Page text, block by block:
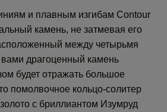
и плавным изгибам Contour
камень, не затмевая его
между четырьмя
драгоценный камень
будет отражать большое
помолвочное кольцо-солитер
с бриллиантом Изумруд